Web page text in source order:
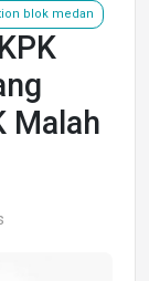
blok medan
Malah